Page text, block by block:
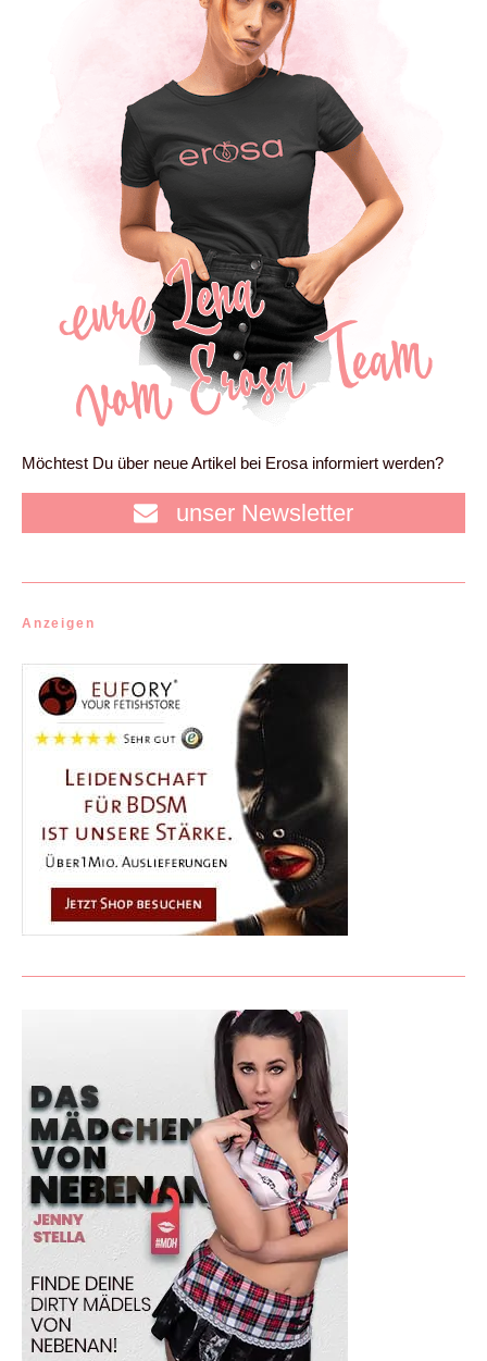
Möchtest Du über neue Artikel bei Erosa informiert werden?
unser Newsletter
Anzeigen